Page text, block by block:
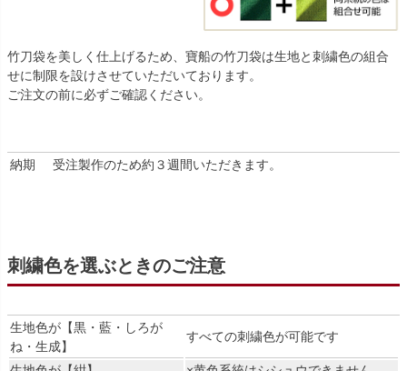
竹刀袋を美しく仕上げるため、寶船の竹刀袋は生地と刺繍色の組合
せに制限を設けさせていただいております。
ご注文の前に必ずご確認ください。
納期 受注製作のため約３週間いただきます。
刺繍色を選ぶときのご注意
生地色が【黒・藍・しろが
ね・生成】
すべての刺繍色が可能です